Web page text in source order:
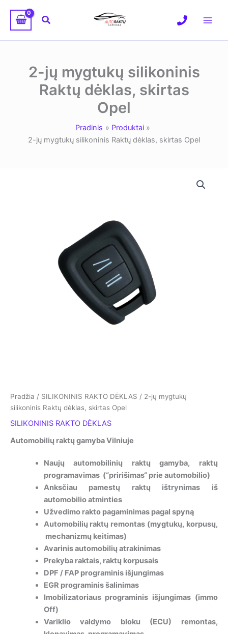
turinio
Paieška
2-jų mygtukų silikoninis
Raktų dėklas, skirtas
Opel
Pradinis
Produktai
2-jų mygtukų silikoninis Raktų dėklas, skirtas Opel
Pradžia / SILIKONINIS RAKTO DĖKLAS / 2-jų mygtukų
silikoninis Raktų dėklas, skirtas Opel
SILIKONINIS RAKTO DĖKLAS
Automobilių raktų gamyba Vilniuje
Naujų automobilinių raktų gamyba, raktų
programavimas (“pririšimas“ prie automobilio)
Anksčiau pamestų raktų ištrynimas iš
automobilio atminties
Užvedimo rakto pagaminimas pagal spyną
Automobilių raktų remontas (mygtukų, korpusų,
mechanizmų keitimas)
Avarinis automobilių atrakinimas
Prekyba raktais, raktų korpusais
DPF / FAP programinis išjungimas
EGR programinis šalinimas
Imobilizatoriaus programinis išjungimas (immo
Off)
Variklio valdymo bloku (ECU) remontas,